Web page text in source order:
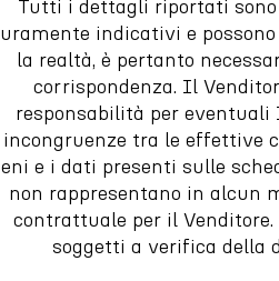
Tutti i dettagli riportati sono
indicativi e
la realtà, è pertanto
corrispondenza. Il
responsabilità per eventuali
incongruenze tra le effettive
e i dati presenti sulle
non rappresentano in alcun
contrattuale per il
soggetti a verifica della